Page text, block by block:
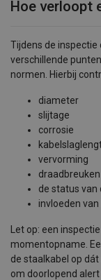
Hoe verloopt
Tijdens de
verschillende
normen. Hierbij
diameter
slijtage
corrosie
vervorming
draadbreuken
de status van
invloeden
Let op: een
momentopname.
de staalkabel op
om doorlopend